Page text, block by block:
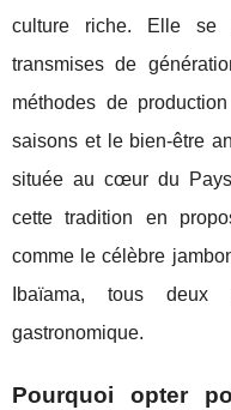
culture riche. Elle se
transmises de
méthodes de
saisons et le bien-être
située au cœur du
cette tradition en
comme le célèbre
Ibaïama, tous deux
gastronomique.
Pourquoi opter